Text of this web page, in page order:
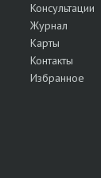
Консультации
Журнал
Карты
Контакты
Избранное